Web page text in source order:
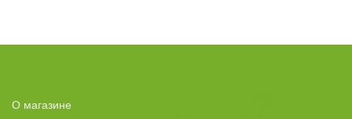
О магазине